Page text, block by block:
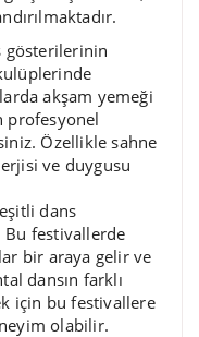
gösterilerinin
akşam yemeği
profesyonel
Özellikle sahne
ve duygusu
dans
festivallerde
bir araya gelir ve
dansın farklı
için bu festivallere
olabilir.